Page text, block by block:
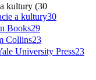
kultury (30
a kultury30
Books29
Collins23
University Press23